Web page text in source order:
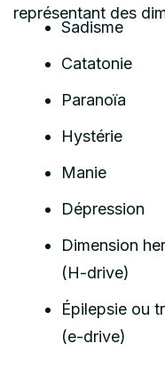
représentant des
Sadisme
Catatonie
Paranoïa
Hystérie
Manie
Dépression
Dimension
(H-drive)
Épilepsie ou
(e-drive)